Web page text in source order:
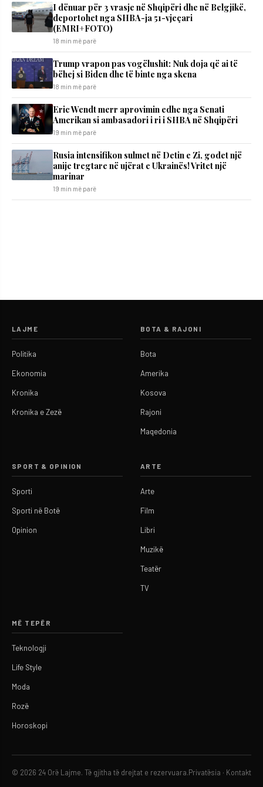
I dënuar për 3 vrasje në Shqipëri dhe në Belgjikë,
deportohet nga SHBA-ja 51-vjeçari
(EMRI+FOTO)
18 min më parë
Trump vrapon pas vogëlushit: Nuk doja që ai të
bëhej si Biden dhe të binte nga skena
18 min më parë
Eric Wendt merr aprovimin edhe nga Senati
Amerikan si ambasadori i ri i SHBA në Shqipëri
19 min më parë
Rusia intensifikon sulmet në Detin e Zi, godet një
anije tregtare në ujërat e Ukrainës! Vritet një
marinar
19 min më parë
LAJME
Politika
Ekonomia
Kronika
Kronika e Zezë
BOTA & RAJONI
Bota
Amerika
Kosova
Rajoni
Maqedonia
SPORT & OPINION
Sporti
Sporti në Botë
Opinion
ARTE
Arte
Film
Libri
Muzikë
Teatër
TV
MË TEPËR
Teknologji
Life Style
Moda
Rozë
Horoskopi
© 2026 24 Orë Lajme. Të gjitha të drejtat e rezervuara. Privatësia · Kontakt